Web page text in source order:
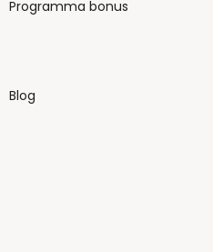
Programma bonus
Blog